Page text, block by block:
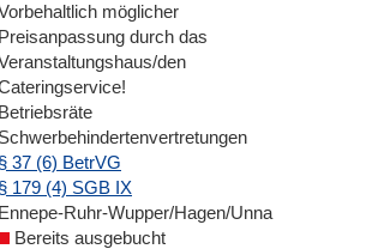
möglicher
Preisanpassung durch das
den
Betriebsräte
Schwerbehindertenvertretungen
§ 37 (6) BetrVG
§ 179 (4) SGB IX
Ennepe-Ruhr-Wupper/Hagen/Unna
Bereits ausgebucht